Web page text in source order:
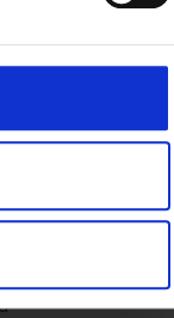
en
bieden
van
verkrijgbaar